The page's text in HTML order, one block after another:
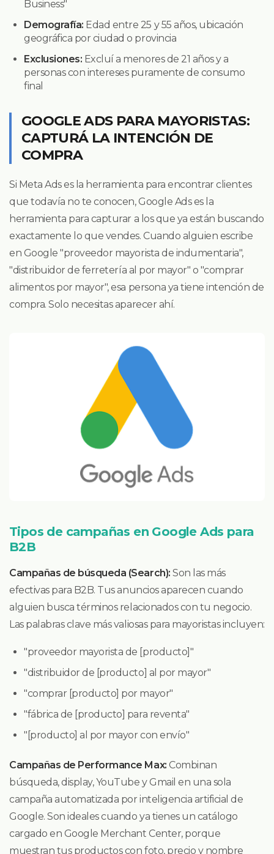
Business"
Demografía: Edad entre 25 y 55 años, ubicación
geográfica por ciudad o provincia
Exclusiones: Excluí a menores de 21 años y a
personas con intereses puramente de consumo
final
GOOGLE ADS PARA MAYORISTAS:
CAPTURÁ LA INTENCIÓN DE
COMPRA
Si Meta Ads es la herramienta para encontrar clientes
que todavía no te conocen, Google Ads es la
herramienta para capturar a los que ya están buscando
exactamente lo que vendes. Cuando alguien escribe
en Google "proveedor mayorista de indumentaria",
"distribuidor de ferretería al por mayor" o "comprar
alimentos por mayor", esa persona ya tiene intención de
compra. Solo necesitas aparecer ahí.
Tipos de campañas en Google Ads para
B2B
Campañas de búsqueda (Search): Son las más
efectivas para B2B. Tus anuncios aparecen cuando
alguien busca términos relacionados con tu negocio.
Las palabras clave más valiosas para mayoristas incluyen:
"proveedor mayorista de [producto]"
"distribuidor de [producto] al por mayor"
"comprar [producto] por mayor"
"fábrica de [producto] para reventa"
"[producto] al por mayor con envío"
Campañas de Performance Max: Combinan
búsqueda, display, YouTube y Gmail en una sola
campaña automatizada por inteligencia artificial de
Google. Son ideales cuando ya tienes un catálogo
cargado en Google Merchant Center, porque
muestran tus productos con foto, precio y nombre